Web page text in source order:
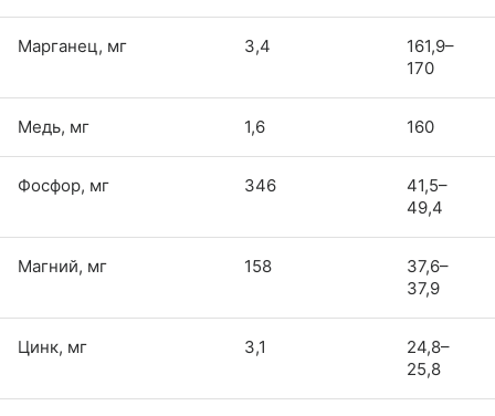
Марганец, мг 3,4
161,9–
170
Медь, мг 1,6 160
Фосфор, мг 346
41,5–
49,4
Магний, мг 158
37,6–
37,9
Цинк, мг 3,1
24,8–
25,8